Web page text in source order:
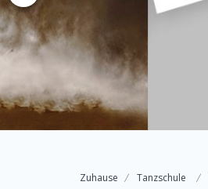
Zuhause Tanzschule